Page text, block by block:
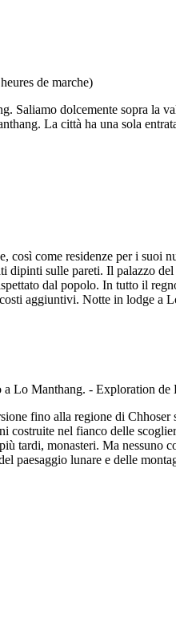
dolcemente sopra la
La città ha una sola
come residenze per i suoi
sulle pareti. Il palazzo
dal popolo. In tutto il
aggiuntivi. Notte in lodge a
fino alla regione di
nel fianco delle
tardi, monasteri. Ma nessuno
paesaggio lunare e delle